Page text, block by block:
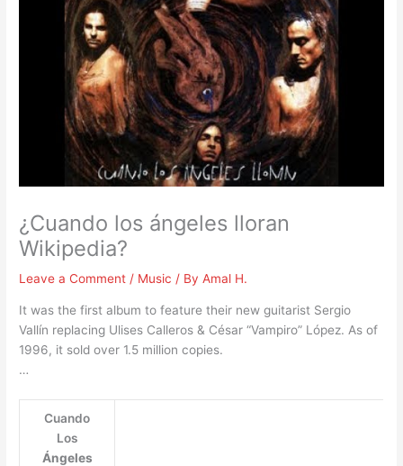
¿Cuando los ángeles lloran
Wikipedia?
Leave a Comment / Music / ByAmal H.
It was the first album to feature their new guitarist Sergio
Vallín replacing Ulises Calleros & César “Vampiro” López. As of
1996, it sold over 1.5 million copies.
…
Cuando
Los
Ángeles